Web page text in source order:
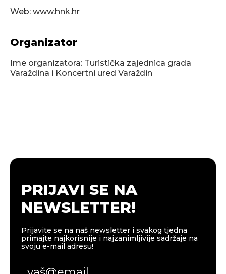
Web: www.hnk.hr
Organizator
Ime organizatora: Turistička zajednica grada
Varaždina i Koncertni ured Varaždin
PRIJAVI SE NA
NEWSLETTER!
Prijavite se na naš newsletter i svakog tjedna
primajte najkorisnije i najzanimljivije sadržaje na
svoju e-mail adresu!